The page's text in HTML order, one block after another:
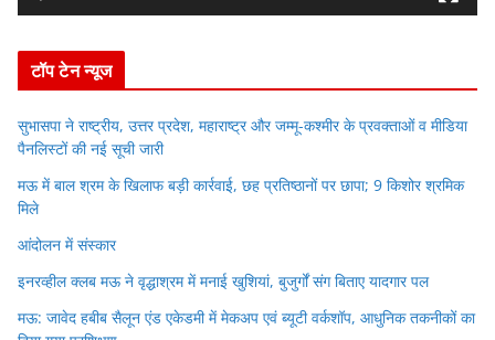
e
टॉप टेन न्यूज
सुभासपा ने राष्ट्रीय, उत्तर प्रदेश, महाराष्ट्र और जम्मू-कश्मीर के प्रवक्ताओं व मीडिया
पैनलिस्टों की नई सूची जारी
मऊ में बाल श्रम के खिलाफ बड़ी कार्रवाई, छह प्रतिष्ठानों पर छापा; 9 किशोर श्रमिक
मिले
आंदोलन में संस्कार
इनरव्हील क्लब मऊ ने वृद्धाश्रम में मनाई खुशियां, बुजुर्गों संग बिताए यादगार पल
मऊ: जावेद हबीब सैलून एंड एकेडमी में मेकअप एवं ब्यूटी वर्कशॉप, आधुनिक तकनीकों का